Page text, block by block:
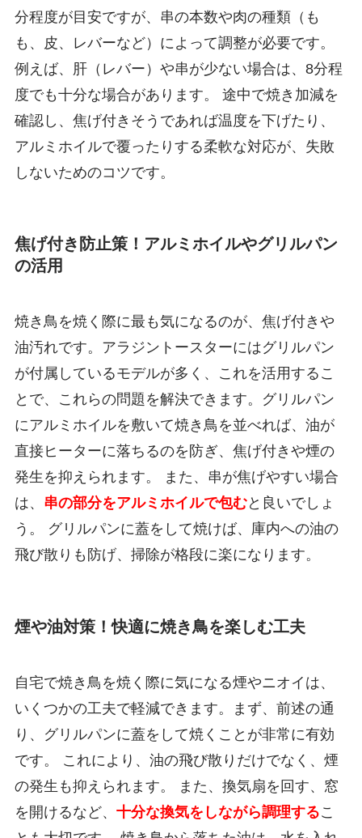
分程度が目安ですが、串の本数や肉の種類（も
も、皮、レバーなど）によって調整が必要です。
例えば、肝（レバー）や串が少ない場合は、8分程
度でも十分な場合があります。 途中で焼き加減を
確認し、焦げ付きそうであれば温度を下げたり、
アルミホイルで覆ったりする柔軟な対応が、失敗
しないためのコツです。
焦げ付き防止策！アルミホイルやグリルパン
の活用
焼き鳥を焼く際に最も気になるのが、焦げ付きや
油汚れです。アラジントースターにはグリルパン
が付属しているモデルが多く、これを活用するこ
とで、これらの問題を解決できます。グリルパン
にアルミホイルを敷いて焼き鳥を並べれば、油が
直接ヒーターに落ちるのを防ぎ、焦げ付きや煙の
発生を抑えられます。 また、串が焦げやすい場合
は、 串の部分をアルミホイルで包むと良いでしょ
う。 グリルパンに蓋をして焼けば、庫内への油の
飛び散りも防げ、掃除が格段に楽になります。
煙や油対策！快適に焼き鳥を楽しむ工夫
自宅で焼き鳥を焼く際に気になる煙やニオイは、
いくつかの工夫で軽減できます。まず、前述の通
り、グリルパンに蓋をして焼くことが非常に有効
です。 これにより、油の飛び散りだけでなく、煙
の発生も抑えられます。 また、換気扇を回す、窓
を開けるなど、 十分な換気をしながら調理するこ